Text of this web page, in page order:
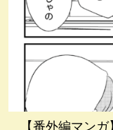
【番外編マン